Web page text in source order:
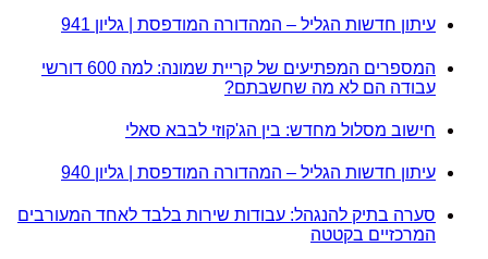
עיתון חדשות הגליל – המהדורה המודפסת | גליון 941
המספרים המפתיעים של קריית שמונה: למה 600 דורשי
עבודה הם לא מה שחשבתם?
חישוב מסלול מחדש: בין הג'קוזי לבבא סאלי
עיתון חדשות הגליל – המהדורה המודפסת | גליון 940
סערה בתיק להנגהל: עבודות שירות בלבד לאחד המעורבים
המרכזיים בקטטה